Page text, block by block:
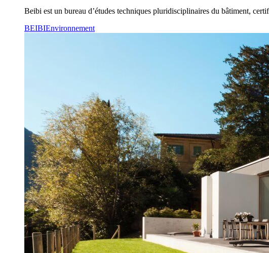
Beibi est un bureau d’études techniques pluridisciplinaires du bâtiment,
BEIBIEnvironnement